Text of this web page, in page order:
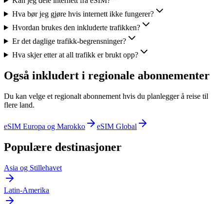
Hva bør jeg gjøre hvis internett ikke fungerer?
Hvordan brukes den inkluderte trafikken?
Er det daglige trafikk-begrensninger?
Hva skjer etter at all trafikk er brukt opp?
Også inkludert i regionale abonnementer
Du kan velge et regionalt abonnement hvis du planlegger å reise til
flere land.
eSIM Europa og Marokko eSIM Global
Populære destinasjoner
Asia og Stillehavet
Latin-Amerika